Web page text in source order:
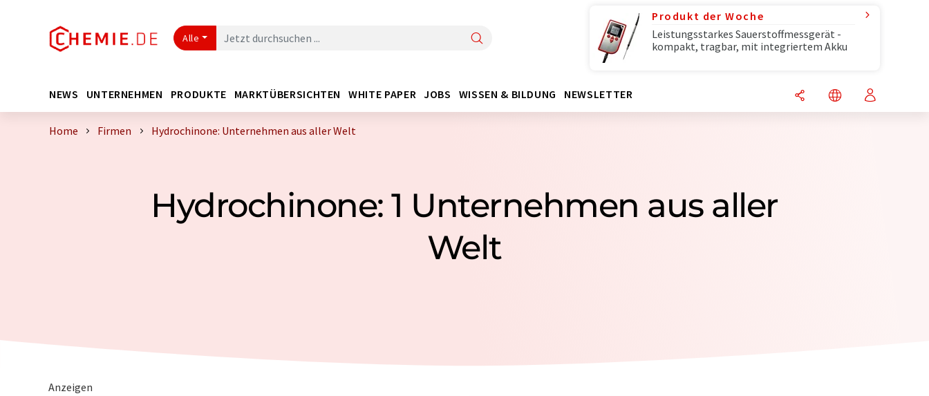
Alle
Produkt der Woche
Leistungsstarkes Sauerstoffmessgerät -
kompakt, tragbar, mit integriertem Akku
NEWS UNTERNEHMEN PRODUKTE MARKTÜBERSICHTEN WHITE PAPER JOBS WISSEN & BILDUNG NEWSLETTER
Home Firmen Hydrochinone: Unternehmen aus aller Welt
Hydrochinone: 1 Unternehmen aus aller
Welt
Anzeigen